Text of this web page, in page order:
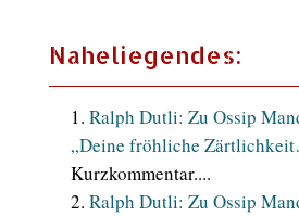
Naheliegendes:
Ralph Dutli: Zu Ossip
„Deine fröhliche
Kurzkommentar....
Ralph Dutli: Zu Ossip